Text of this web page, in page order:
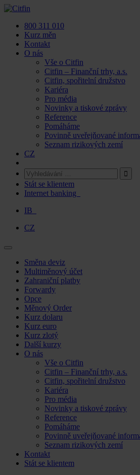
Skip
content800 311 010
Kurz měn
Kontakt
O nás
Vše o Citfin
Citfin – Finanční trhy, a.s.
Citfin, spořitelní družstvo
Kariéra
Pro média
Novinky a tiskové zprávy
Reference
Pomáháme
Povinně uveřejňované
Seznam rizikových zemí
CZ
Stát se klientem
Internet banking
IB
CZ
Skip
content
Směna deviz
Multiměnový účet
Zahraniční platby
Forwardy
Opce
Měnový Order
Kurz dolaru
Kurz euro
Kurz zlotý
Další kurzy
O nás
Vše o Citfin
Citfin – Finanční trhy, a.s.
Citfin, spořitelní družstvo
Kariéra
Pro média
Novinky a tiskové zprávy
Reference
Pomáháme
Povinně uveřejňované
Seznam rizikových zemí
Kontakt
Stát se klientem